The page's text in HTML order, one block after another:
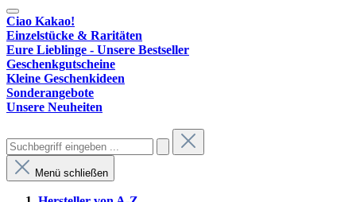
Ciao Kakao!
Einzelstücke & Raritäten
Eure Lieblinge - Unsere Bestseller
Geschenkgutscheine
Kleine Geschenkideen
Sonderangebote
Unsere Neuheiten
Menü schließen